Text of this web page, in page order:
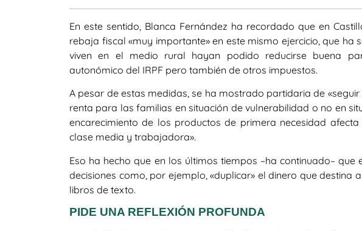
En este sentido, Blanca Fernández ha recordado que en
rebaja fiscal «muy importante» en este mismo ejercicio, que ha
viven en el medio rural hayan podido reducirse buena
autonómico del IRPF pero también de otros impuestos.
A pesar de estas medidas, se ha mostrado partidaria de
renta para las familias en situación de vulnerabilidad o no en
encarecimiento de los productos de primera necesidad
clase media y trabajadora».
Eso ha hecho que en los últimos tiempos –ha continuado–
decisiones como, por ejemplo, «duplicar» el dinero que destina
libros de texto.
PIDE UNA REFLEXIÓN PROFUNDA